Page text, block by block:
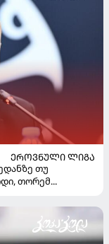
ᲔᲠᲝᲕᲜᲣᲚᲘ ᲚᲘᲒᲐ
თუ
თორემ...